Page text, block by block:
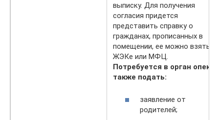
выписку. Для получения
согласия придется
представить справку о
гражданах, прописанных в
помещении, ее можно взять в
ЖЭКе или МФЦ.
Потребуется в орган опеки
также подать:
заявление от
родителей;